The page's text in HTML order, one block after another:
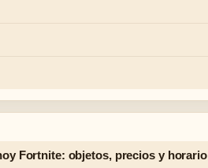
Fortnite: objetos, precios y